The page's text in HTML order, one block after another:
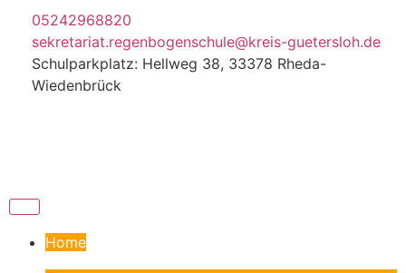
05242968820
sekretariat.regenbogenschule@kreis-guetersloh.de
Schulparkplatz: Hellweg 38, 33378 Rheda-
Wiedenbrück
Home